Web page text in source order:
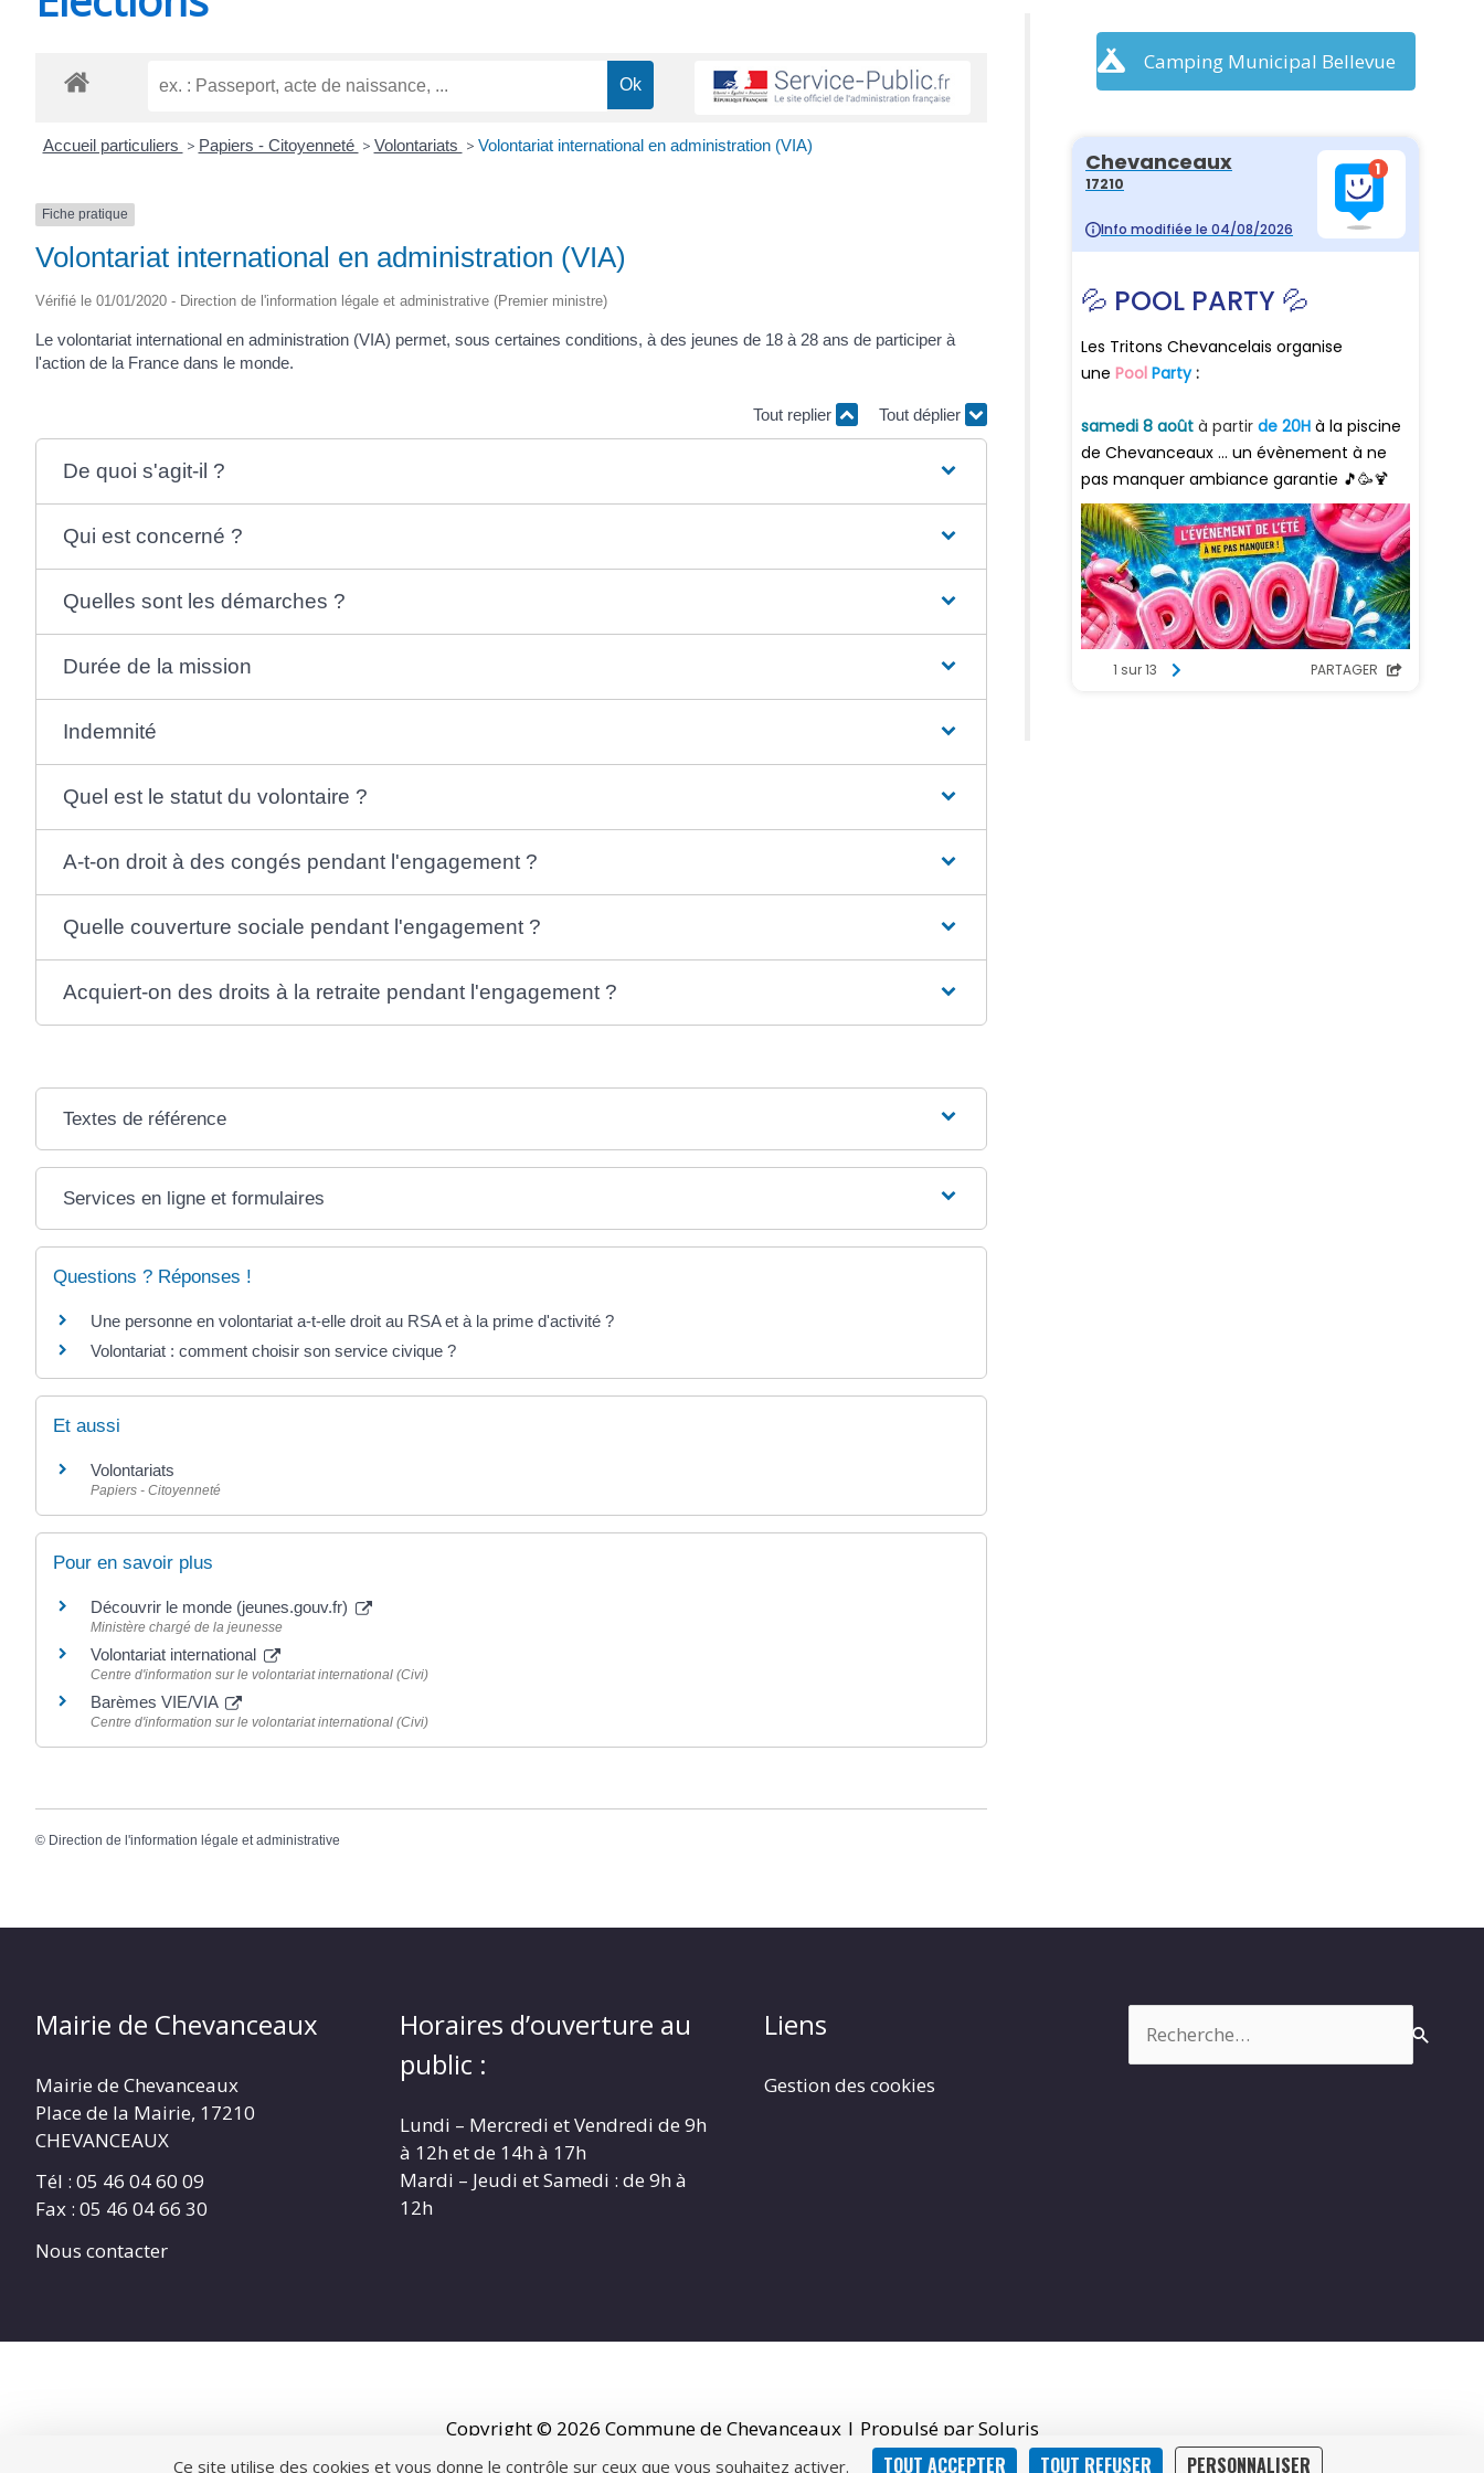
Ce site utilise des cookies et vous donne le contrôle sur ceux que vous souhaitez activer. TOUT ACCEPTER TOUT REFUSER PERSONNALISER
Accueil particuliers > Papiers - Citoyenneté > Volontariats > Volontariat international en administration (VIA)
Fiche pratique
Volontariat international en administration (VIA)
Vérifié le 01/01/2020 - Direction de l'information légale et administrative (Premier ministre)
Le volontariat international en administration (VIA) permet, sous certaines conditions, à des jeunes de 18 à 28 ans de participer à
l'action de la France dans le monde.
Tout replier Tout déplier
De quoi s'agit-il ?
Qui est concerné ?
Quelles sont les démarches ?
Durée de la mission
Indemnité
Quel est le statut du volontaire ?
A-t-on droit à des congés pendant l'engagement ?
Quelle couverture sociale pendant l'engagement ?
Acquiert-on des droits à la retraite pendant l'engagement ?
Textes de référence
Services en ligne et formulaires
Questions ? Réponses !
Une personne en volontariat a-t-elle droit au RSA et à la prime d'activité ?
Volontariat : comment choisir son service civique ?
Et aussi
Volontariats
Papiers - Citoyenneté
Pour en savoir plus
Découvrir le monde (jeunes.gouv.fr)
Ministère chargé de la jeunesse
Volontariat international
Centre d'information sur le volontariat international (Civi)
Barèmes VIE/VIA
Centre d'information sur le volontariat international (Civi)
© Direction de l'information légale et administrative
Camping Municipal Bellevue
Mairie de Chevanceaux
Mairie de Chevanceaux
Place de la Mairie, 17210
CHEVANCEAUX
Tél : 05 46 04 60 09
Fax : 05 46 04 66 30
Nous contacter
Horaires d’ouverture au
public :
Lundi – Mercredi et Vendredi de 9h
à 12h et de 14h à 17h
Mardi – Jeudi et Samedi : de 9h à
12h
Liens
Gestion des cookies
Copyright © 2026Commune de Chevanceaux| Propulsé par Soluris